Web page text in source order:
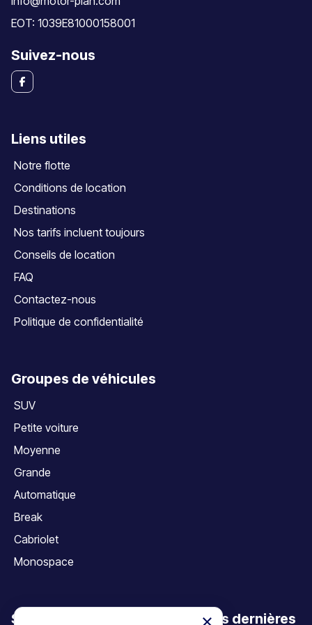
EOT: 1039E81000158001
Suivez-nous
Liens utiles
Notre flotte
Conditions de location
Destinations
Nos tarifs incluent toujours
Conseils de location
FAQ
Contactez-nous
Politique de confidentialité
Groupes de véhicules
SUV
Petite voiture
Moyenne
Grande
Automatique
Break
Cabriolet
Monospace
Soyez le premier à découvrir nos dernières